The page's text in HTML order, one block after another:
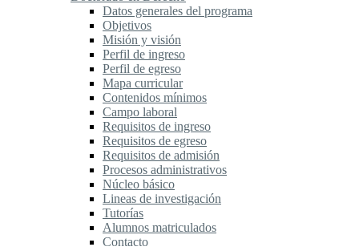
Datos generales del programa
Objetivos
Misión y visión
Perfil de ingreso
Perfil de egreso
Mapa curricular
Contenidos mínimos
Campo laboral
Requisitos de ingreso
Requisitos de egreso
Requisitos de admisión
Procesos administrativos
Núcleo básico
Lineas de investigación
Tutorías
Alumnos matriculados
Contacto